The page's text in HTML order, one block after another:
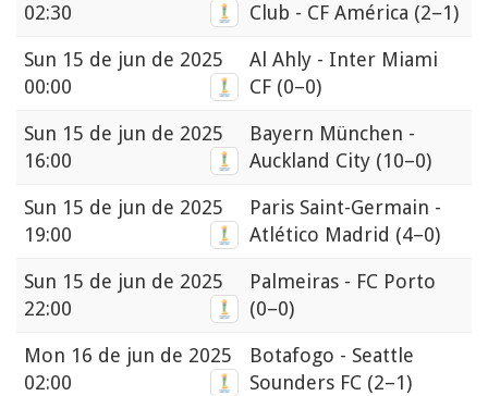
02:30
Club - CF América (2–1)
Sun 15 de jun de 2025
00:00
Al Ahly - Inter Miami
CF (0–0)
Sun 15 de jun de 2025
16:00
Bayern München -
Auckland City (10–0)
Sun 15 de jun de 2025
19:00
Paris Saint-Germain -
Atlético Madrid (4–0)
Sun 15 de jun de 2025
22:00
Palmeiras - FC Porto
(0–0)
Mon 16 de jun de 2025
02:00
Botafogo - Seattle
Sounders FC (2–1)